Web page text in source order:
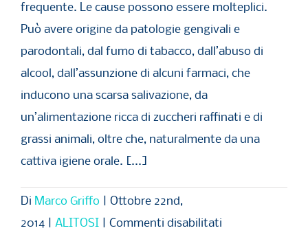
frequente. Le cause possono essere molteplici.
Può avere origine da patologie gengivali e
parodontali, dal fumo di tabacco, dall’abuso di
alcool, dall’assunzione di alcuni farmaci, che
inducono una scarsa salivazione, da
un’alimentazione ricca di zuccheri raffinati e di
grassi animali, oltre che, naturalmente da una
cattiva igiene orale. [...]
Di Marco Griffo | Ottobre 22nd,
2014 | ALITOSI | Commenti disabilitati